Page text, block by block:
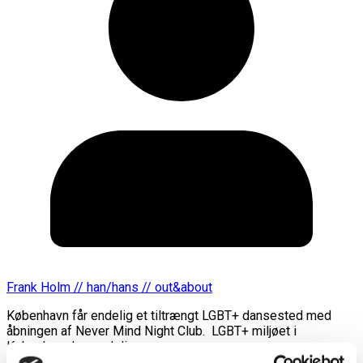
Frank Holm // han/hans // out&about
København får endelig et tiltrængt LGBT+ dansested med
åbningen af Never Mind Night Club. LGBT+ miljøet i
København har endelig